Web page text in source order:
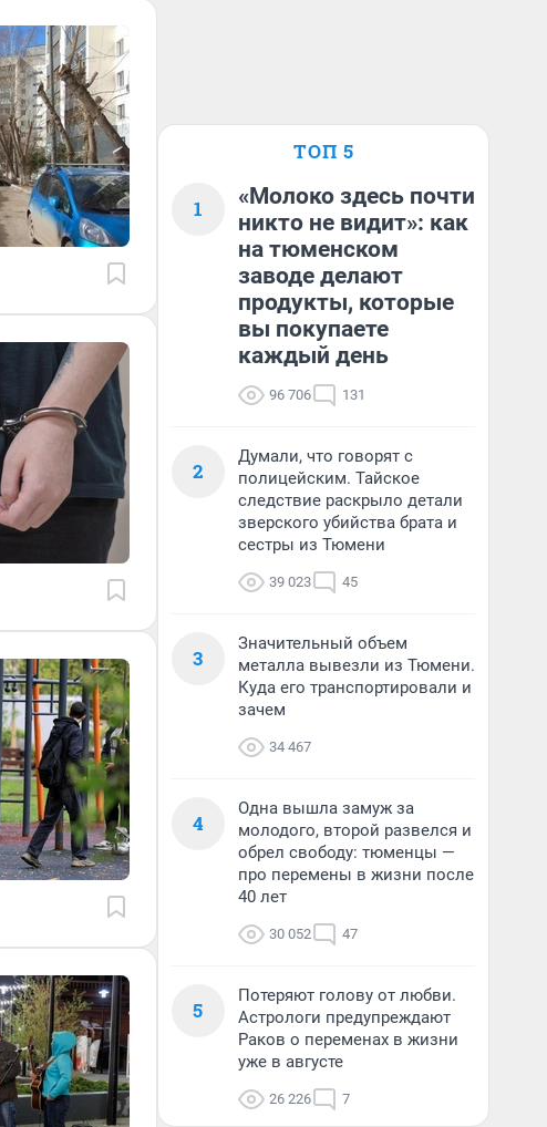
ТОП 5
1
«Молоко здесь почти
никто не видит»: как
на тюменском
заводе делают
продукты, которые
вы покупаете
каждый день
96 706 131
2
Думали, что говорят с
полицейским. Тайское
следствие раскрыло детали
зверского убийства брата и
сестры из Тюмени
39 023 45
3
Значительный объем
металла вывезли из Тюмени.
Куда его транспортировали и
зачем
34 467
4
Одна вышла замуж за
молодого, второй развелся и
обрел свободу: тюменцы —
про перемены в жизни после
40 лет
30 052 47
5
Потеряют голову от любви.
Астрологи предупреждают
Раков о переменах в жизни
уже в августе
26 226 7